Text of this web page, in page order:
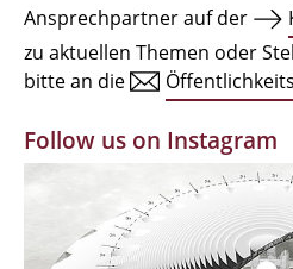
Einrichtungen
Zeichensäle
MBW | Modellbauwerkstatt
Alumni | cloud club
Dokumente und
Ansprechpartner auf der
zu aktuellen Themen oder
bitte an die
Follow us on Instagram